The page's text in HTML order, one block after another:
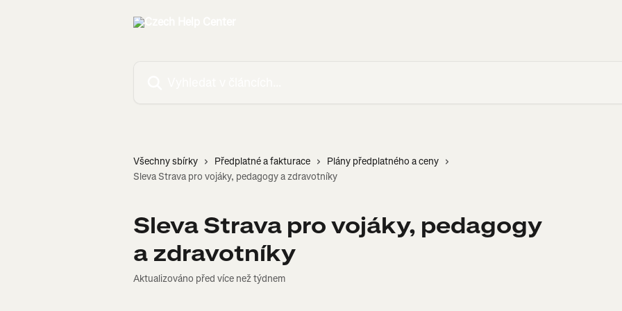
Všechny sbírky Předplatné a fakturace
Plány předplatného a ceny
Sleva Strava pro vojáky, pedagogy a zdravotníky
Sleva Strava pro vojáky, pedagogy
a zdravotníky
Aktualizováno před více než týdnem